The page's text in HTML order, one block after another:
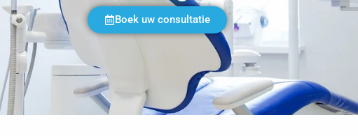
Boek uw consultatie